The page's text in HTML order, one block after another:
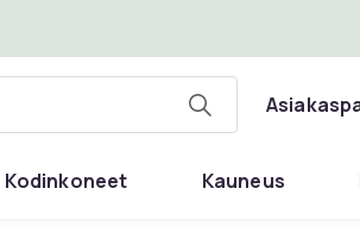
Kodinkoneet Kauneus